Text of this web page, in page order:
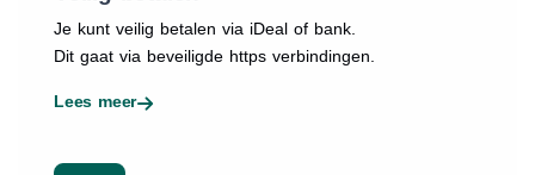
Je kunt veilig betalen via iDeal of bank.
Dit gaat via beveiligde https verbindingen.
Lees meer